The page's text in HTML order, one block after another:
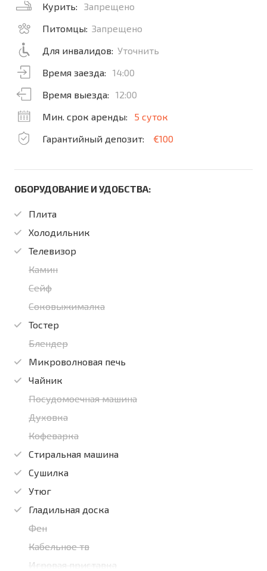
Курить:
Запрещено
Питомцы: Запрещено
Для инвалидов: Уточнить
Время заезда:
14:00
Время выезда:
12:00
Мин. срок аренды:
5 суток
Гарантийный депозит:
€100
ОБОРУДОВАНИЕ И УДОБСТВА:
Плита
Холодильник
Телевизор
Камин
Сейф
Соковыжималка
Тостер
Блендер
Микроволновая печь
Чайник
Посудомоечная машина
Духовка
Кофеварка
Стиральная машина
Сушилка
Утюг
Гладильная доска
Фен
Кабельное тв
Игровая приставка